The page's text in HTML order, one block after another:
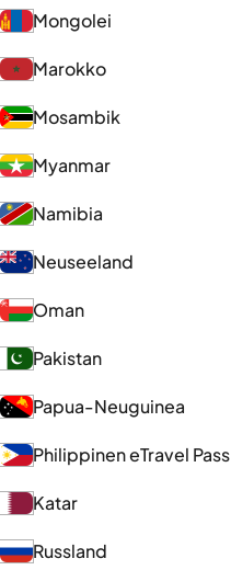
Mongolei
Marokko
Mosambik
Myanmar
Namibia
Neuseeland
Oman
Pakistan
Papua-Neuguinea
Philippinen eTravel Pass
Katar
Russland